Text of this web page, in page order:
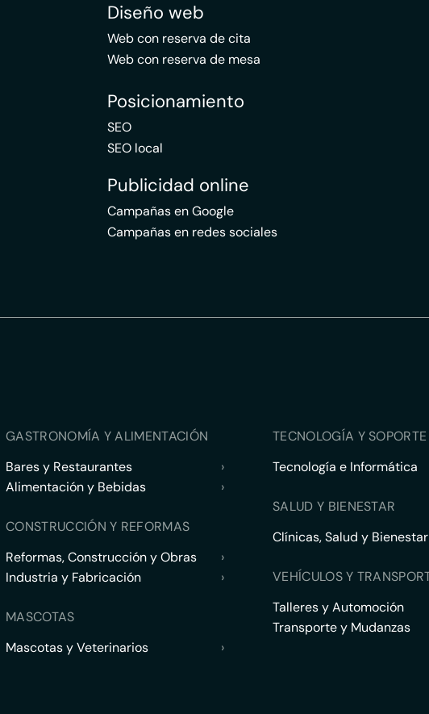
Diseño web
Web con reserva de cita
Web con reserva de mesa
Posicionamiento
SEO
SEO local
Publicidad online
Campañas en Google
Campañas en redes sociales
GASTRONOMÍA Y ALIMENTACIÓN
Bares y Restaurantes
›
Alimentación y Bebidas
›
CONSTRUCCIÓN Y REFORMAS
Reformas, Construcción y Obras
›
Industria y Fabricación
›
MASCOTAS
Mascotas y Veterinarios
›
TECNOLOGÍA Y
Tecnología e Informática
SALUD Y BIENESTAR
Clínicas, Salud y Bienestar
VEHÍCULOS Y
Talleres y Automoción
Transporte y Mudanzas